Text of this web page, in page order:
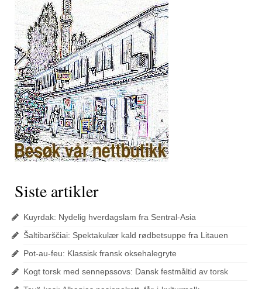
Siste artikler
Kuyrdak: Nydelig hverdagslam fra Sentral-Asia
Šaltibarščiai: Spektakulær kald rødbetsuppe fra Litauen
Pot-au-feu: Klassisk fransk oksehalegryte
Kogt torsk med sennepssovs: Dansk festmåltid av torsk